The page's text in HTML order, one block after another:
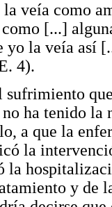
veía como
[...]
yo la veía así
4).
ha tenido
a que la
la
y de